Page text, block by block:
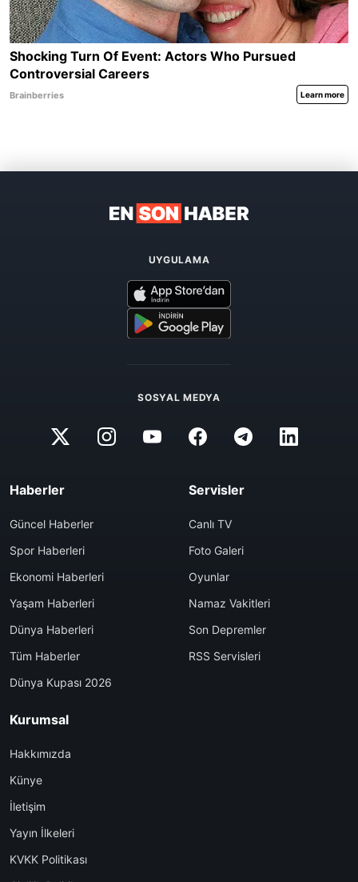
UYGULAMA
SOSYAL MEDYA
Haberler
Güncel Haberler
Spor Haberleri
Ekonomi Haberleri
Yaşam Haberleri
Dünya Haberleri
Tüm Haberler
Dünya Kupası 2026
Servisler
Canlı TV
Foto Galeri
Oyunlar
Namaz Vakitleri
Son Depremler
RSS Servisleri
Kurumsal
Hakkımızda
Künye
İletişim
Yayın İlkeleri
KVKK Politikası